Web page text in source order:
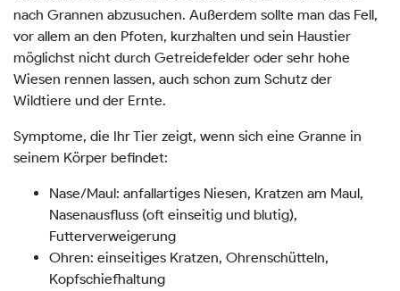
nach Grannen abzusuchen. Außerdem sollte man das Fell,
vor allem an den Pfoten, kurzhalten und sein Haustier
möglichst nicht durch Getreidefelder oder sehr hohe
Wiesen rennen lassen, auch schon zum Schutz der
Wildtiere und der Ernte.
Symptome, die Ihr Tier zeigt, wenn sich eine Granne in
seinem Körper befindet:
Nase/Maul: anfallartiges Niesen, Kratzen am Maul,
Nasenausfluss (oft einseitig und blutig),
Futterverweigerung
Ohren: einseitiges Kratzen, Ohrenschütteln,
Kopfschiefhaltung